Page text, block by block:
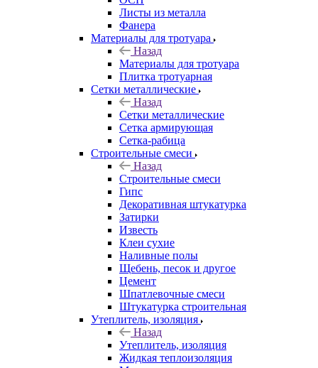
Листы из металла
Фанера
Материалы для тротуара
Назад
Материалы для тротуара
Плитка тротуарная
Сетки металлические
Назад
Сетки металлические
Сетка армирующая
Сетка-рабица
Строительные смеси
Назад
Строительные смеси
Гипс
Декоративная штукатурка
Затирки
Известь
Клеи сухие
Наливные полы
Щебень, песок и другое
Цемент
Шпатлевочные смеси
Штукатурка строительная
Утеплитель, изоляция
Назад
Утеплитель, изоляция
Жидкая теплоизоляция